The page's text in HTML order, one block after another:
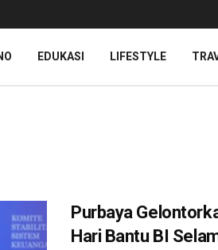
EDUKASI LIFESTYLE
Purbaya
Hari Bantu BI